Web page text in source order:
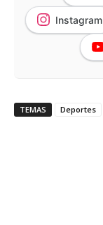
Instagram
TEMAS Deportes